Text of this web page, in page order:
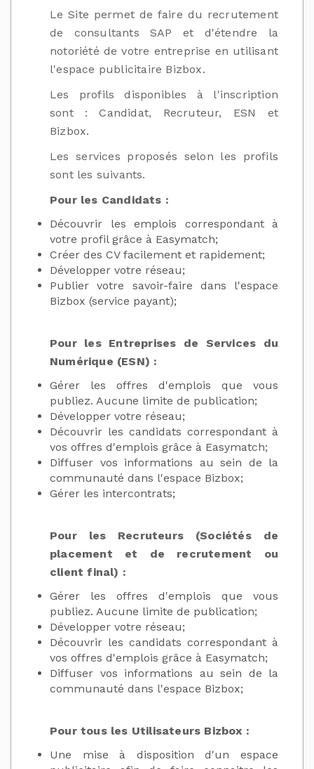
Le Site permet de faire du recrutement
de consultants SAP et d'étendre la
notoriété de votre entreprise en utilisant
l'espace publicitaire Bizbox.
Les profils disponibles à l'inscription
sont : Candidat, Recruteur, ESN et
Bizbox.
Les services proposés selon les profils
sont les suivants.
Pour les Candidats :
Découvrir les emplois correspondant à
votre profil grâce à Easymatch;
Créer des CV facilement et rapidement;
Développer votre réseau;
Publier votre savoir-faire dans l'espace
Bizbox (service payant);
Pour les Entreprises de Services du
Numérique (ESN) :
Gérer les offres d'emplois que vous
publiez. Aucune limite de publication;
Développer votre réseau;
Découvrir les candidats correspondant à
vos offres d'emplois grâce à Easymatch;
Diffuser vos informations au sein de la
communauté dans l'espace Bizbox;
Gérer les intercontrats;
Pour les Recruteurs (Sociétés de
placement et de recrutement ou
client final) :
Gérer les offres d'emplois que vous
publiez. Aucune limite de publication;
Développer votre réseau;
Découvrir les candidats correspondant à
vos offres d'emplois grâce à Easymatch;
Diffuser vos informations au sein de la
communauté dans l'espace Bizbox;
Pour tous les Utilisateurs Bizbox :
Une mise à disposition d'un espace